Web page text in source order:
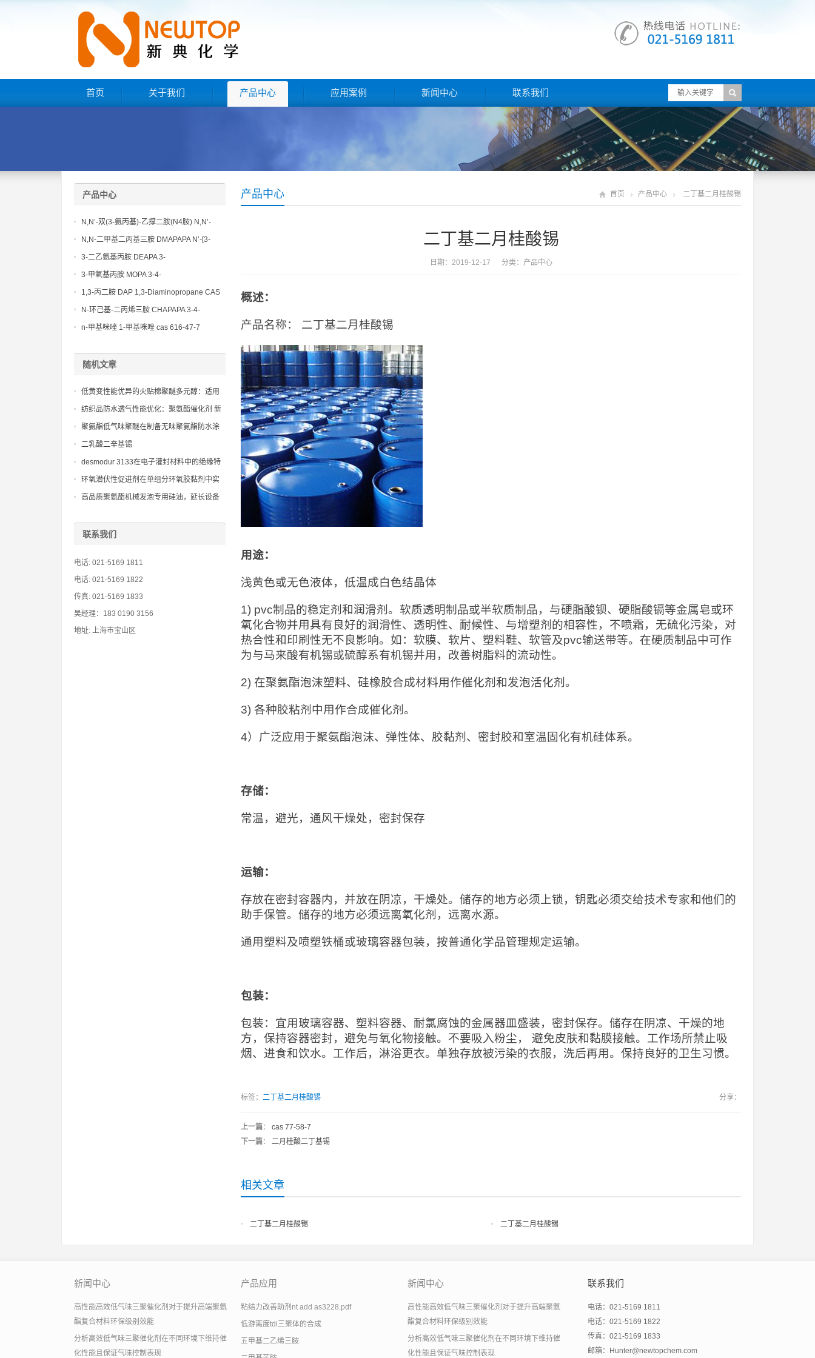
首页 关于我们 产品中心 应用案例 新闻中心 联系我们
产品中心 首页 产品中心 二丁基二月桂酸锡
二丁基二月桂酸锡
日期：2019-12-17 分类： 产品中心
概述：
产品名称： 二丁基二月桂酸锡
用途：
浅黄色或无色液体，低温成白色结晶体
1) pvc制品的稳定剂和润滑剂。软质透明制品或半软质制品，与硬脂酸钡、硬脂酸镉等金属皂或环
氧化合物并用具有良好的润滑性、透明性、耐候性、与增塑剂的相容性，不喷霜，无硫化污染，对
热合性和印刷性无不良影响。如：软膜、软片、塑料鞋、软管及pvc输送带等。在硬质制品中可作
为与马来酸有机锡或硫醇系有机锡并用，改善树脂料的流动性。
2) 在聚氨酯泡沫塑料、硅橡胶合成材料用作催化剂和发泡活化剂。
3) 各种胶粘剂中用作合成催化剂。
4）广泛应用于聚氨酯泡沫、弹性体、胶黏剂、密封胶和室温固化有机硅体系。
存储：
常温，避光，通风干燥处，密封保存
运输：
存放在密封容器内，并放在阴凉，干燥处。储存的地方必须上锁，钥匙必须交给技术专家和他们的
助手保管。储存的地方必须远离氧化剂，远离水源。
通用塑料及喷塑铁桶或玻璃容器包装，按普通化学品管理规定运输。
包装：
包装：宜用玻璃容器、塑料容器、耐氯腐蚀的金属器皿盛装，密封保存。储存在阴凉、干燥的地
方，保持容器密封，避免与氧化物接触。不要吸入粉尘， 避免皮肤和黏膜接触。工作场所禁止吸
烟、进食和饮水。工作后，淋浴更衣。单独存放被污染的衣服，洗后再用。保持良好的卫生习惯。
标签： 二丁基二月桂酸锡 分享：
上一篇： cas 77-58-7
下一篇： 二月桂酸二丁基锡
相关文章
二丁基二月桂酸锡 二丁基二月桂酸锡
产品中心
N,N’-双(3-氨丙基)-乙撑二胺(N4胺) N,N’-
Bis(3-aminopropyl)-ethylenediamine CAS
No10563-26-5
N,N-二甲基二丙基三胺 DMAPAPA N’-[3-
(dimethylamino)propyllpropane-1,3-
diamine CAS No10563-29-8
3-二乙氨基丙胺 DEAPA 3-
(Diethylamino)propylamine CAS No 104-
3-甲氧基丙胺 MOPA 3-4-
Methoxypropylamine CAS No 5332-73-0
1,3-丙二胺 DAP 1,3-Diaminopropane CAS
No 109-76-2
N-环己基-二丙烯三胺 CHAPAPA 3-4-
Methoxypropylamine CAS No:5332-73-0
n-甲基咪唑 1-甲基咪唑 cas 616-47-7
随机文章
低黄变性能优异的火贴棉聚醚多元醇：适用
于白色或浅色复合海绵的生产，确保材料在
长时间使用或光照后仍能保持颜色稳定和美
纺织品防水透气性能优化：聚氨酯催化剂 新
癸酸铋在新型面料中的应用案例
聚氨酯低气味聚醚在制备无味聚氨酯防水涂
料中的应用
二乳酸二辛基锡
desmodur 3133在电子灌封材料中的绝缘特
性
环氧潜伏性促进剂在单组分环氧胶黏剂中实
现长期储存稳定性和高温快速固化的技术
高品质聚氨酯机械发泡专用硅油，延长设备
联系我们
电话: 021-5169 1811
电话: 021-5169 1822
传真: 021-5169 1833
吴经理：183 0190 3156
地址: 上海市宝山区
新闻中心
高性能高效低气味三聚催化剂对于提升高端聚氨
酯复合材料环保级别效能
分析高效低气味三聚催化剂在不同环境下维持催
化性能且保证气味控制表现
产品应用
粘结力改善助剂nt add as3228.pdf
低游离度tdi三聚体的合成
五甲基二乙烯三胺
新闻中心
高性能高效低气味三聚催化剂对于提升高端聚氨
酯复合材料环保级别效能
分析高效低气味三聚催化剂在不同环境下维持催
化性能且保证气味控制表现
联系我们
电话：021-5169 1811
电话：021-5169 1822
传真：021-5169 1833
邮箱：Hunter@newtopchem.com